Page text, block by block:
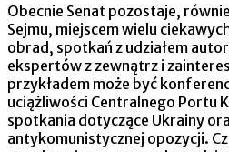
Obecnie Senat pozostaje,
Sejmu, miejscem wielu
obrad, spotkań z udziałem
ekspertów z zewnątrz i
przykładem może być
uciążliwości Centralnego Portu
spotkania dotyczące Ukrainy
antykomunistycznej opozycji.